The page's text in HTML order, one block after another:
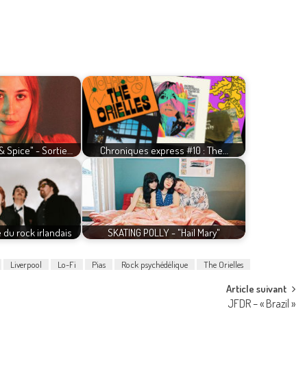
Spice" - Sortie… Chroniques express #10 : The…
du rock irlandais SKATING POLLY - "Hail Mary"
Liverpool Lo-Fi Pias Rock psychédélique The Orielles
Article suivant
JFDR – « Brazil »